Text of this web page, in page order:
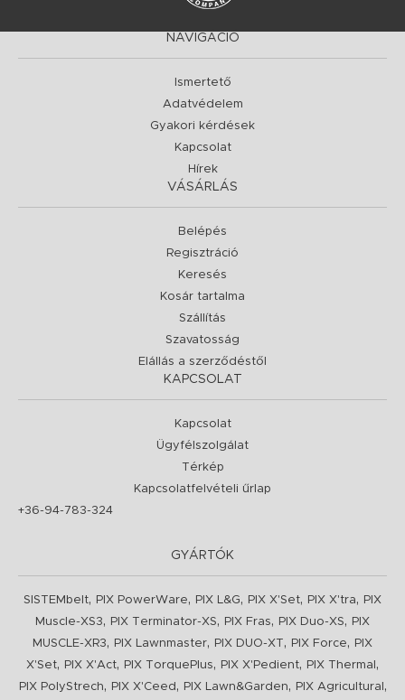
NAVIGÁCIÓ
Ismertető
Adatvédelem
Gyakori kérdések
Kapcsolat
Hírek
VÁSÁRLÁS
Belépés
Regisztráció
Keresés
Kosár tartalma
Szállítás
Szavatosság
Elállás a szerződéstől
KAPCSOLAT
Kapcsolat
Ügyfélszolgálat
Térkép
Kapcsolatfelvételi űrlap
+36-94-783-324
GYÁRTÓK
SISTEMbelt, PIX PowerWare, PIX L&G, PIX X'Set, PIX X'tra,
PIX
Muscle-XS3, PIX Terminator-XS, PIX Fras, PIX Duo-XS,
PIX
MUSCLE-XR3, PIX Lawnmaster, PIX DUO-XT , PIX Force,
PIX
X'Set, PIX X'Act, PIX TorquePlus, PIX X'Pedient, PIX Thermal ,
PIX PolyStrech, PIX X'Ceed , PIX Lawn&Garden, PIX Agricultural ,